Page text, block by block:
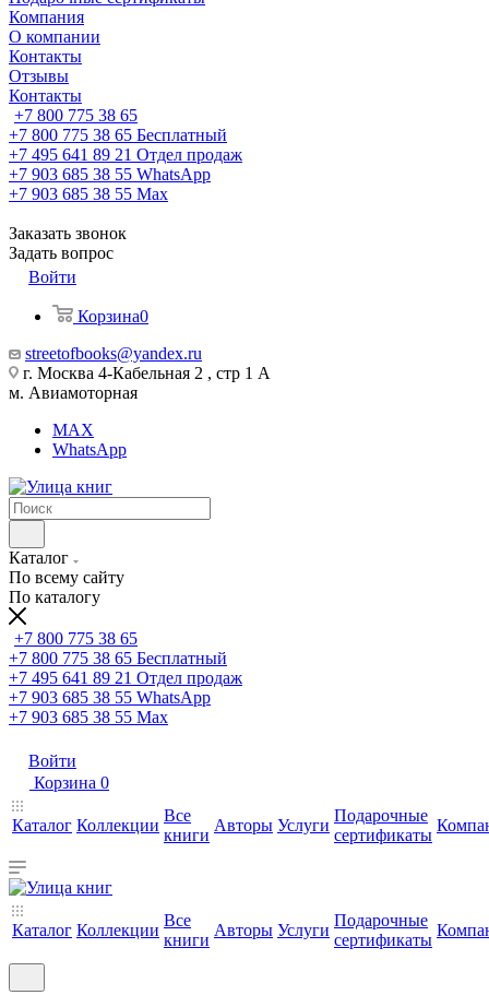
Компания
О компании
Контакты
Отзывы
Контакты
+7 800 775 38 65
+7 800 775 38 65 Бесплатный
+7 495 641 89 21 Отдел продаж
+7 903 685 38 55 WhatsApp
+7 903 685 38 55 Max
Заказать звонок
Задать вопрос
Войти
Корзина0
streetofbooks@yandex.ru
г. Москва 4-Кабельная 2 , стр 1 А
м. Авиамоторная
MAX
WhatsApp
Каталог
По всему сайту
По каталогу
+7 800 775 38 65
+7 800 775 38 65 Бесплатный
+7 495 641 89 21 Отдел продаж
+7 903 685 38 55 WhatsApp
+7 903 685 38 55 Max
Войти
Корзина 0
Каталог Коллекции
Все
книги
Авторы Услуги
Подарочные
сертификаты
Каталог Коллекции
Все
книги
Авторы Услуги
Подарочные
сертификаты